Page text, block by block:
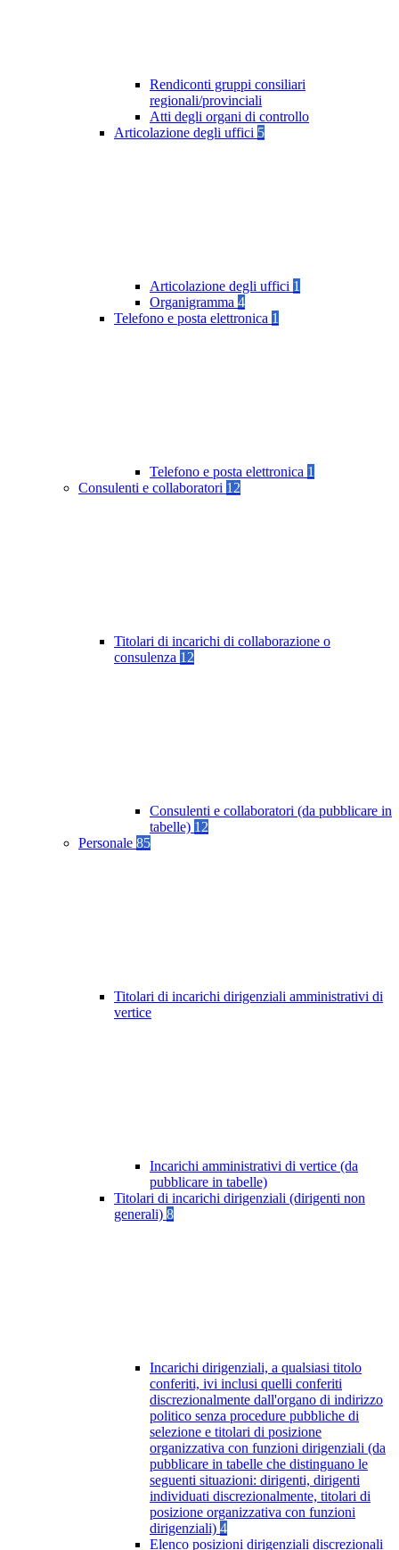
Rendiconti gruppi consiliari
regionali/provinciali
Atti degli organi di controllo
Articolazione degli uffici 5
Articolazione degli uffici 1
Organigramma 4
Telefono e posta elettronica 1
Telefono e posta elettronica 1
Consulenti e collaboratori 12
Titolari di incarichi di collaborazione o
consulenza 12
Consulenti e collaboratori (da pubblicare in
tabelle) 12
Personale 85
Titolari di incarichi dirigenziali amministrativi di
vertice
Incarichi amministrativi di vertice (da
pubblicare in tabelle)
Titolari di incarichi dirigenziali (dirigenti non
generali) 8
Incarichi dirigenziali, a qualsiasi titolo
conferiti, ivi inclusi quelli conferiti
discrezionalmente dall'organo di indirizzo
politico senza procedure pubbliche di
selezione e titolari di posizione
organizzativa con funzioni dirigenziali (da
pubblicare in tabelle che distinguano le
seguenti situazioni: dirigenti, dirigenti
individuati discrezionalmente, titolari di
posizione organizzativa con funzioni
dirigenziali) 4
Elenco posizioni dirigenziali discrezionali